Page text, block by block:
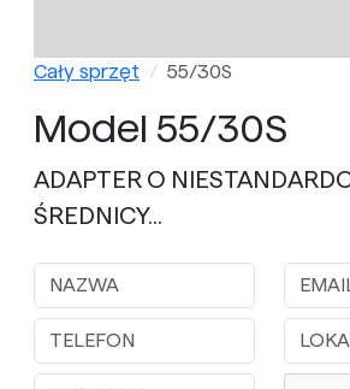
Cały sprzęt 55/30S
Model 55/30S
ADAPTER O
ŚREDNICY...